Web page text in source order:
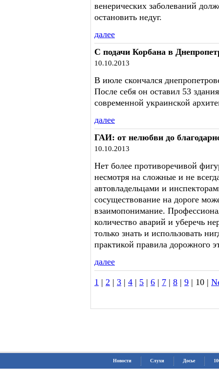
венерических заболеваний
остановить недуг.
далее
С подачи Корбана в
10.10.2013
В июле скончался
После себя он оставил 53
современной украинской
далее
ГАИ: от нелюбви до
10.10.2013
Нет более противоречивой
несмотря на сложные и не
автовладельцами и
сосуществование на дороге
взаимопонимание.
количество аварий и уберечь
только знать и использовать
практикой правила дорожного
далее
1 | 2 | 3 | 4 | 5 | 6 | 7 | 8 | 9 | 10 |
Новости Слухи Досье